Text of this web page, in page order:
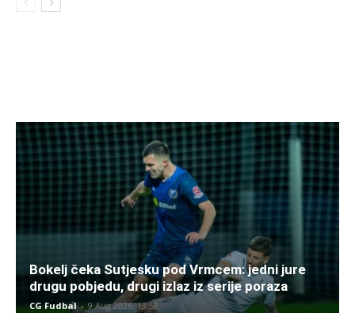
Bokelj čeka Sutjesku pod Vrmcem: jedni jure
drugu pobjedu, drugi izlaz iz serije poraza
CG Fudbal - 9 Aug 2026. 13:58